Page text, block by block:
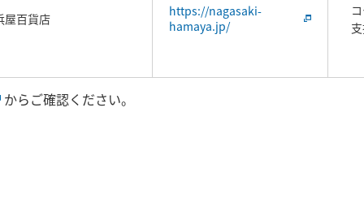
屋百貨店
https://nagasaki-
hamaya.jp/
からご確認ください。